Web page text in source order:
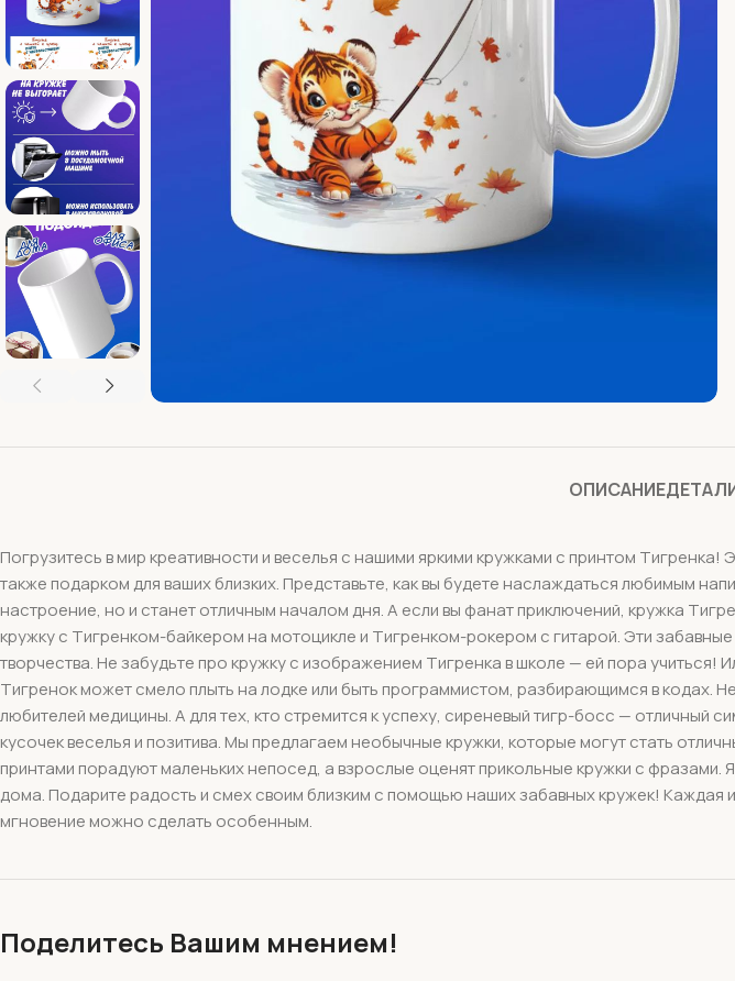
ОПИСАНИЕ
Погрузитесь в мир креативности и веселья с нашими яркими кружками с принтом
также подарком для ваших близких. Представьте, как вы будете наслаждаться любимым
настроение, но и станет отличным началом дня. А если вы фанат приключений, кружка
кружку с Тигренком-байкером на мотоцикле и Тигренком-рокером с гитарой. Эти
творчества. Не забудьте про кружку с изображением Тигренка в школе — ей пора
Тигренок может смело плыть на лодке или быть программистом, разбирающимся в кодах.
любителей медицины. А для тех, кто стремится к успеху, сиреневый тигр-босс — отличный
кусочек веселья и позитива. Мы предлагаем необычные кружки, которые могут стать
принтами порадуют маленьких непосед, а взрослые оценят прикольные кружки с
дома. Подарите радость и смех своим близким с помощью наших забавных кружек!
мгновение можно сделать особенным.
Поделитесь Вашим мнением!